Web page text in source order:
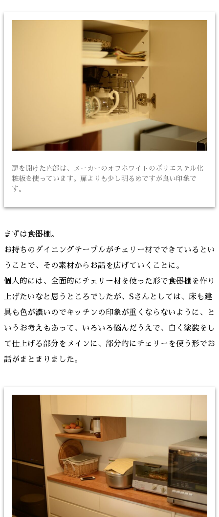
扉を開けた内部は、メーカーのオフホワイトのポリエステル化
粧板を使っています。扉よりも少し明るめですが良い印象で
す。
まずは食器棚。
お持ちのダイニングテーブルがチェリー材でできているとい
うことで、その素材からお話を広げていくことに。
個人的には、全面的にチェリー材を使った形で食器棚を作り
上げたいなと思うところでしたが、Sさんとしては、床も建
具も色が濃いのでキッチンの印象が重くならないように、と
いうお考えもあって、いろいろ悩んだうえで、白く塗装をし
て仕上げる部分をメインに、部分的にチェリーを使う形でお
話がまとまりました。